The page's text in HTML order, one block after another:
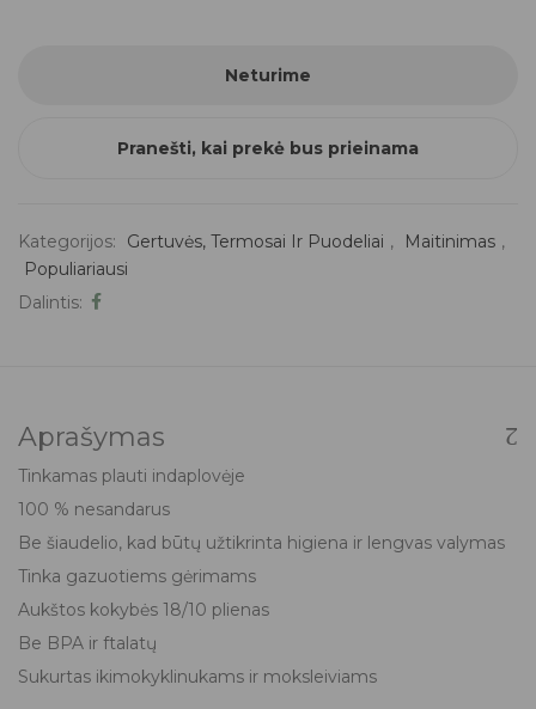
Neturime
Pranešti, kai prekė bus prieinama
Kategorijos: Gertuvės, Termosai Ir Puodeliai , Maitinimas ,
Populiariausi
Dalintis:
Aprašymas
Tinkamas plauti indaplovėje
100 % nesandarus
Be šiaudelio, kad būtų užtikrinta higiena ir lengvas valymas
Tinka gazuotiems gėrimams
Aukštos kokybės 18/10 plienas
Be BPA ir ftalatų
Sukurtas ikimokyklinukams ir moksleiviams